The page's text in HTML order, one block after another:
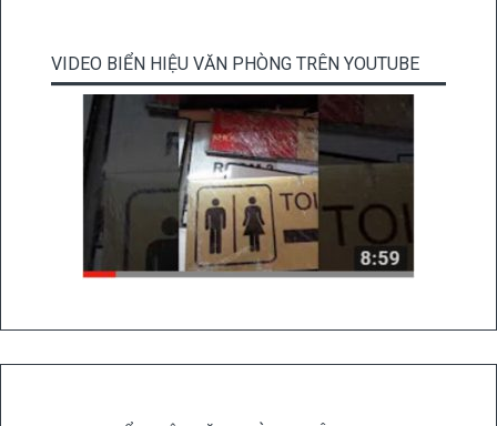
VIDEO BIỂN HIỆU VĂN PHÒNG TRÊN YOUTUBE